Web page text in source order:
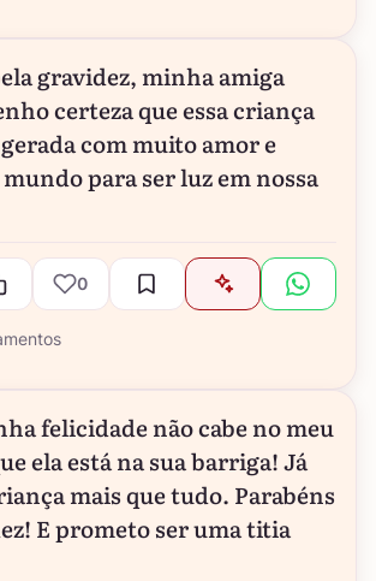
gravidez, minha amiga
certeza que essa criança
com muito amor e
para ser luz em nossa
0
felicidade não cabe no meu
ela está na sua barriga! Já
mais que tudo. Parabéns
E prometo ser uma titia